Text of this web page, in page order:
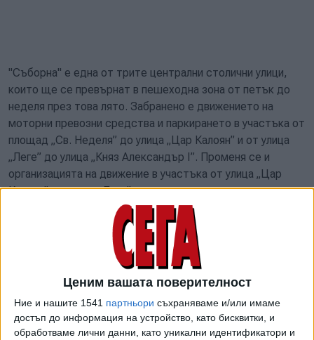
Ценим вашата поверителност
Ние и нашите 1541 партньори съхраняваме и/или имаме
достъп до информация на устройство, като бисквитки, и
обработваме лични данни, като уникални идентификатори и
"Съборна" е една от трите централни столични улици,
които ще се превърнат в пешеходна зона от петък до
неделя през това лято. Забранено е движението на
моторни превозни средства и паркирането в участъка от
площад „Св. Неделя” до улица „Цар Калоян” и от улица
„Леге” до улица „Княз Александър I”. Променя се и
организацията на движение в участъка от улица „Цар
Калоян” до улица „Леге”.
Премахва се перпендикулярното паркиране до северния
тротоар. Ще бъдат обособени места за успоредно
паркиране покрай южния тротоар. Движението на коли
ще бъде еднопосочно, в една лента - от улица „Леге”
към улица „Цар Калоян”.
Другите временни пешеходни зони са:
-улица „Шишман“от улица „Граф Игнатиев“ до улица